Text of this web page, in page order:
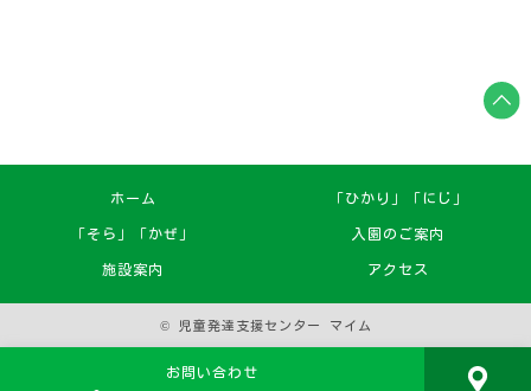
ホーム 「ひかり」「にじ」
「そら」「かぜ」 入園のご案内
施設案内 アクセス
© 児童発達支援センター マイム
お問い合わせ